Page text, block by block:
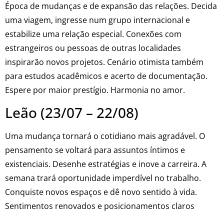
Época de mudanças e de expansão das relações. Decida
uma viagem, ingresse num grupo internacional e
estabilize uma relação especial. Conexões com
estrangeiros ou pessoas de outras localidades
inspirarão novos projetos. Cenário otimista também
para estudos acadêmicos e acerto de documentação.
Espere por maior prestígio. Harmonia no amor.
Leão (23/07 – 22/08)
Uma mudança tornará o cotidiano mais agradável. O
pensamento se voltará para assuntos íntimos e
existenciais. Desenhe estratégias e inove a carreira. A
semana trará oportunidade imperdível no trabalho.
Conquiste novos espaços e dê novo sentido à vida.
Sentimentos renovados e posicionamentos claros